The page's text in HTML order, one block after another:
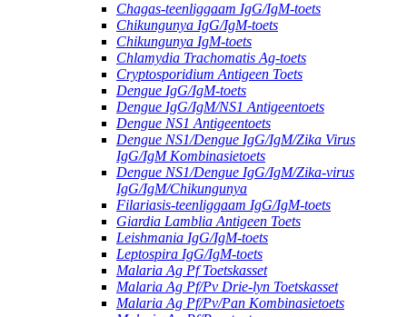
Chagas-teenliggaam IgG/IgM-toets
Chikungunya IgG/IgM-toets
Chikungunya IgM-toets
Chlamydia Trachomatis Ag-toets
Cryptosporidium Antigeen Toets
Dengue IgG/IgM-toets
Dengue IgG/IgM/NS1 Antigeentoets
Dengue NS1 Antigeentoets
Dengue NS1/Dengue IgG/IgM/Zika Virus
IgG/IgM Kombinasietoets
Dengue NS1/Dengue IgG/IgM/Zika-virus
IgG/IgM/Chikungunya
Filariasis-teenliggaam IgG/IgM-toets
Giardia Lamblia Antigeen Toets
Leishmania IgG/IgM-toets
Leptospira IgG/IgM-toets
Malaria Ag Pf Toetskasset
Malaria Ag Pf/Pv Drie-lyn Toetskasset
Malaria Ag Pf/Pv/Pan Kombinasietoets